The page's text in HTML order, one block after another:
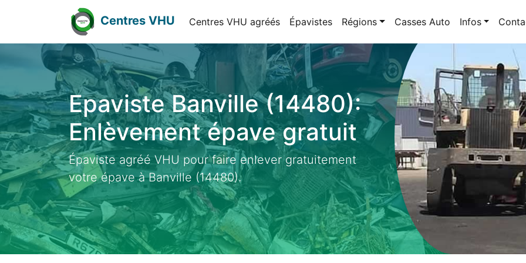
Centres VHU Centres VHU agréés Épavistes Régions Casses Auto Infos
Epaviste Banville (14480):
Enlèvement épave gratuit
Épaviste agréé VHU pour faire enlever gratuitement
votre épave à Banville (14480).